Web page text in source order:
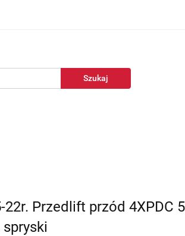
Przedlift przód 4XPDC
spryski